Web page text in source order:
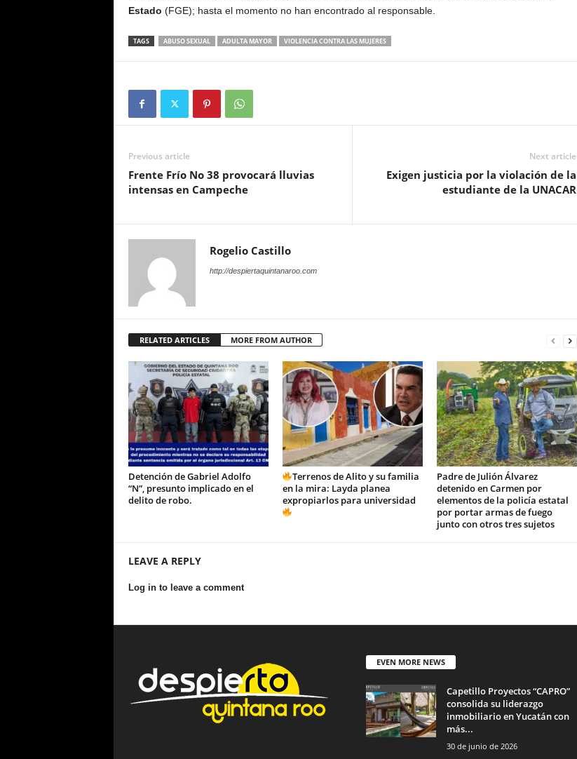
Estado (FGE); hasta el momento no han encontrado al responsable.
TAGS ABUSO SEXUAL ADULTA MAYOR VIOLENCIA CONTRA LAS MUJERES
Previous article
Frente Frío No 38 provocará lluvias
intensas en Campeche
Next article
Exigen justicia por la violación de la
estudiante de la UNACAR
Rogelio Castillo
http://despiertaquintanaroo.com
RELATED ARTICLES MORE FROM AUTHOR
Detención de Gabriel Adolfo
“N”, presunto implicado en el
delito de robo.
Terrenos de Alito y su familia
en la mira: Layda planea
expropiarlos para universidad
Padre de Julión Álvarez
detenido en Carmen por
elementos de la policía estatal
por portar armas de fuego
junto con otros tres sujetos
LEAVE A REPLY
Log in to leave a comment
EVEN MORE NEWS
Capetillo Proyectos “CAPRO”
consolida su liderazgo
inmobiliario en Yucatán con
más...
30 de junio de 2026